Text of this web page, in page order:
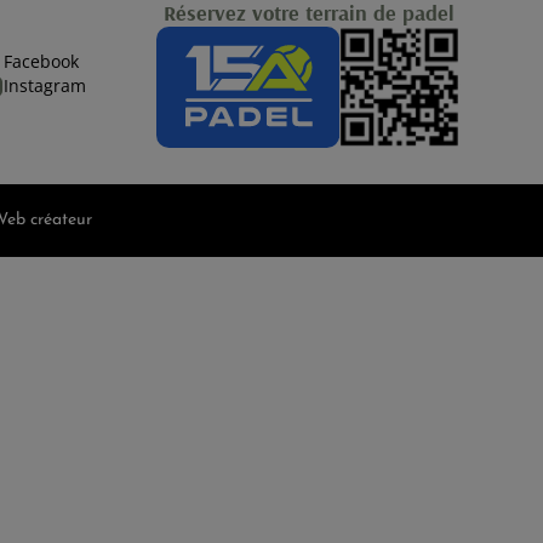
Facebook
Instagram
Réservez votre terrain de padel
créateur